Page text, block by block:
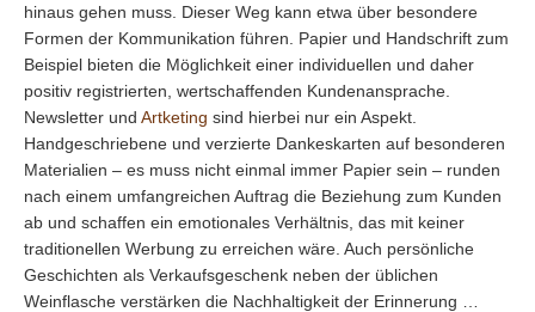
hinaus gehen muss. Dieser Weg kann etwa über besondere
Formen der Kommunikation führen. Papier und Handschrift zum
Beispiel bieten die Möglichkeit einer individuellen und daher
positiv registrierten, wertschaffenden Kundenansprache.
Newsletter und Artketing sind hierbei nur ein Aspekt.
Handgeschriebene und verzierte Dankeskarten auf besonderen
Materialien – es muss nicht einmal immer Papier sein – runden
nach einem umfangreichen Auftrag die Beziehung zum Kunden
ab und schaffen ein emotionales Verhältnis, das mit keiner
traditionellen Werbung zu erreichen wäre. Auch persönliche
Geschichten als Verkaufsgeschenk neben der üblichen
Weinflasche verstärken die Nachhaltigkeit der Erinnerung …